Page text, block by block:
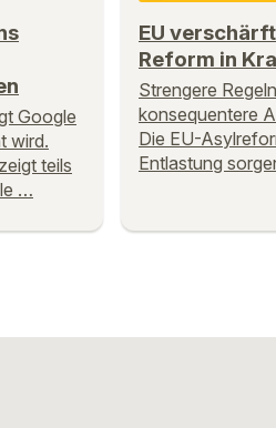
Google
wird.
teils
…
EU
Reform in
Strengere
konsequentere
Die EU-
Entlastung